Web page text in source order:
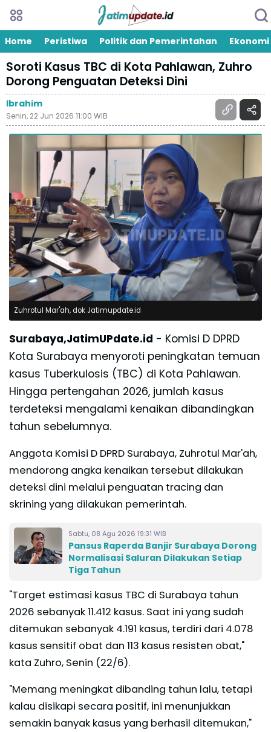
Home Peristiwa Politik dan Pemerintahan Ekonomi
Soroti Kasus TBC di Kota Pahlawan, Zuhro
Dorong Penguatan Deteksi Dini
Ibrahim
Senin, 22 Jun 2026 11:00 WIB
Zuhrotul Mar'ah, dok Jatimupdate.id
Surabaya,JatimUPdate.id - Komisi D DPRD
Kota Surabaya menyoroti peningkatan temuan
kasus Tuberkulosis (TBC) di Kota Pahlawan.
Hingga pertengahan 2026, jumlah kasus
terdeteksi mengalami kenaikan dibandingkan
tahun sebelumnya.
Anggota Komisi D DPRD Surabaya, Zuhrotul Mar'ah,
mendorong angka kenaikan tersebut dilakukan
deteksi dini melalui penguatan tracing dan
skrining yang dilakukan pemerintah.
Sabtu, 08 Agu 2026 19:31 WIB
Pansus Raperda Banjir Surabaya Dorong
Normalisasi Saluran Dilakukan Setiap
Tiga Tahun
"Target estimasi kasus TBC di Surabaya tahun
2026 sebanyak 11.412 kasus. Saat ini yang sudah
ditemukan sebanyak 4.191 kasus, terdiri dari 4.078
kasus sensitif obat dan 113 kasus resisten obat,"
kata Zuhro, Senin (22/6).
"Memang meningkat dibanding tahun lalu, tetapi
kalau disikapi secara positif, ini menunjukkan
semakin banyak kasus yang berhasil ditemukan,"